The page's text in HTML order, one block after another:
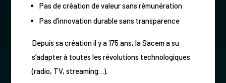
Pas de création de valeur sans rémunération
Pas d’innovation durable sans transparence
Depuis sa création il y a 175 ans, la Sacem a su
s’adapter à toutes les révolutions technologiques
(radio, TV, streaming…).